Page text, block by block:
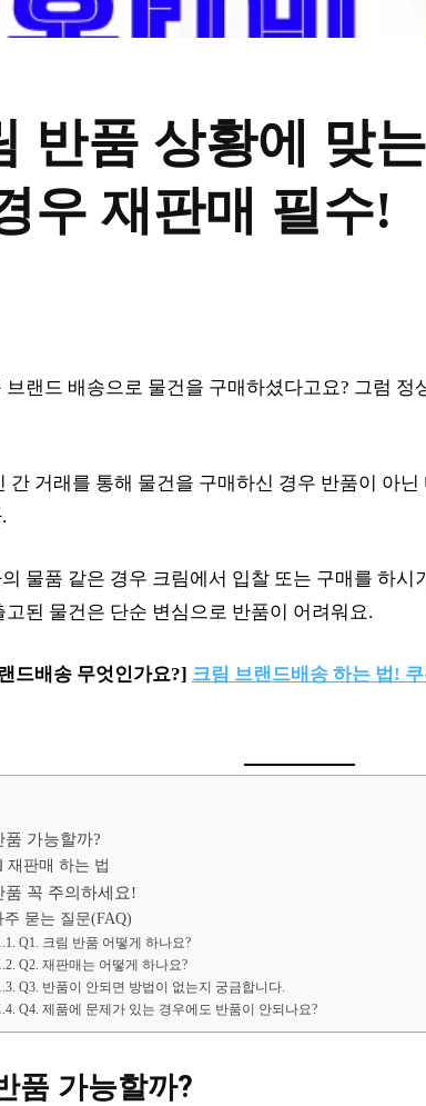
반품 상황에 맞
우 재판매 필수!
브랜드 배송으로 물건을 구매하셨다고요? 그럼 정
간 거래를 통해 물건을 구매하신 경우 반품이 아
물품 같은 경우 크림에서 입찰 또는 구매를 하시
고된 물건은 단순 변심으로 반품이 어려워요.
드배송 무엇인가요?] 크림 브랜드배송 하는 법!
품 가능할까?
판매 하는 법
품 꼭 주의하세요!
주 묻는 질문(FAQ)
Q1. 크림 반품 어떻게 하나요?
Q2. 재판매는 어떻게 하나요?
Q3. 반품이 안되면 방법이 없는지 궁금합니다.
Q4. 제품에 문제가 있는 경우에도 반품이 안되나요?
품 가능할까?